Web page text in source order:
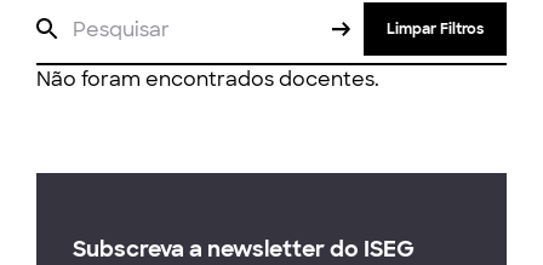
Limpar Filtros
Não foram encontrados docentes.
Subscreva a newsletter do ISEG